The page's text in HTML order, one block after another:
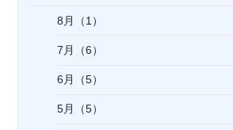
8月（1）
7月（6）
6月（5）
5月（5）